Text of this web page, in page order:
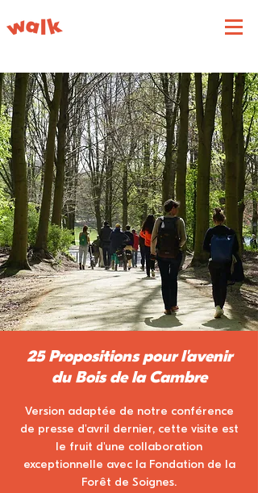
25 Propositions pour l'avenir
du Bois de la Cambre
Version adaptée de notre conférence
de presse d'avril dernier, cette visite est
le fruit d'une collaboration
exceptionnelle avec la Fondation de la
Forêt de Soignes.